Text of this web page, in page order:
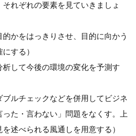
れぞれの要素を見ていきましょ
的かをはっきりさせ、目的に向かう
する）
析して今後の環境の変化を予測す
ブルチェックなどを併用してビジネ
た・言わない」問題をなくす。上
述べられる風通しを用意する）